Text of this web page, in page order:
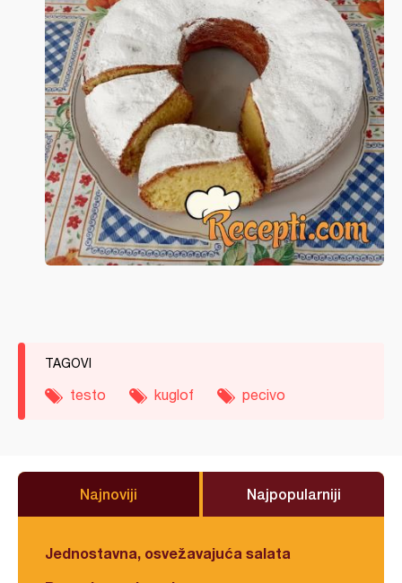
TAGOVI
testo kuglof pecivo
Najnoviji Najpopularniji
Jednostavna, osvežavajuća salata